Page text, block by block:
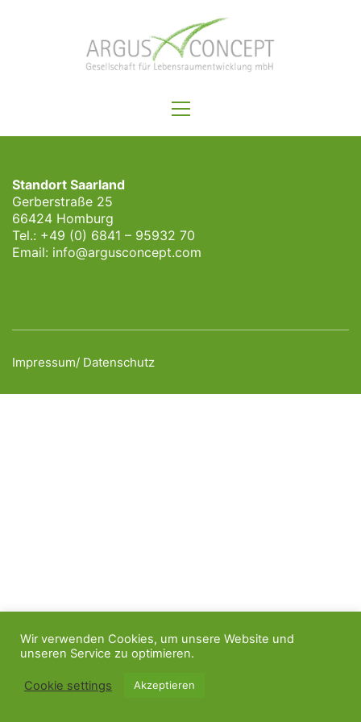
Standort Saarland
Gerberstraße 25
66424 Homburg
Tel.: +49 (0) 6841 – 95932 70
Email: info@argusconcept.com
Impressum/ Datenschutz
Wir verwenden Cookies, um unsere Website und
unseren Service zu optimieren.
Cookie settings Akzeptieren